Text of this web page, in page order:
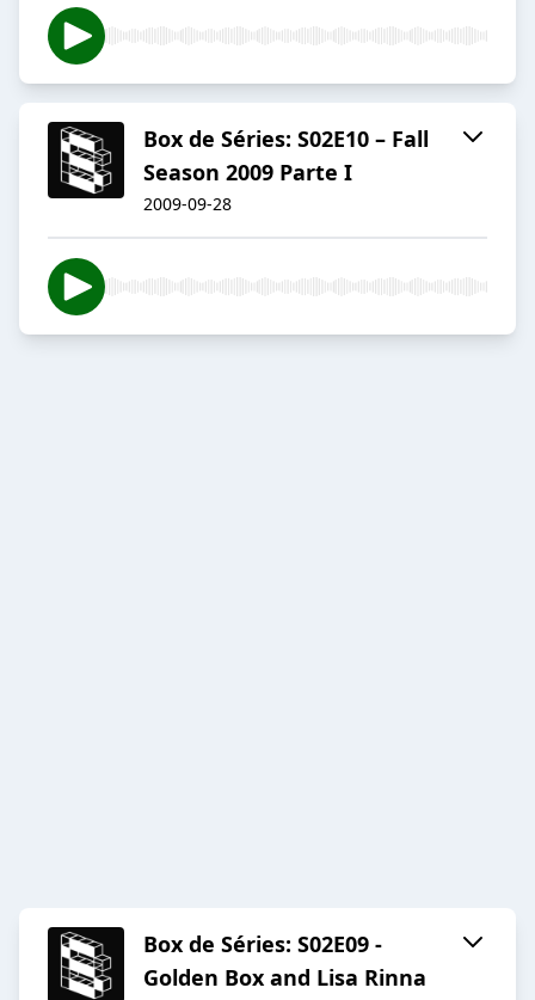
Box de Séries: S02E10 – Fall
Season 2009 Parte I
2009-09-28
Box de Séries: S02E09 -
Golden Box and Lisa Rinna